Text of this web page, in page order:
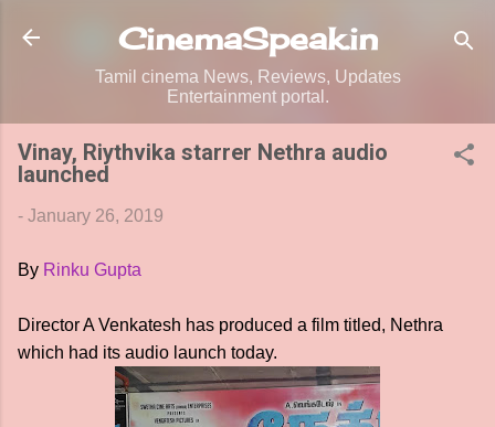
Skip to main content
CinemaSpeak.in
Tamil cinema News, Reviews, Updates
Entertainment portal.
Vinay, Riythvika starrer Nethra audio
launched
- January 26, 2019
By Rinku Gupta
Director A Venkatesh has produced a film titled, Nethra
which had its audio launch today.